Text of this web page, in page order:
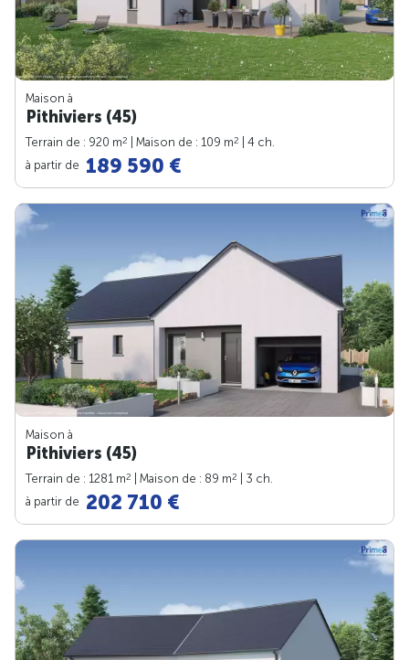
Maison à
Pithiviers (45)
Terrain de : 920 m2 | Maison de : 109 m2
| 4 ch.
à partir de 189 590 €
Maison à
Pithiviers (45)
Terrain de : 1281 m2 | Maison de : 89 m2
| 3 ch.
à partir de 202 710 €